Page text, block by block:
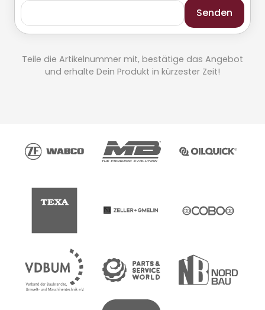
Senden
Teile die Artikelnummer mit, bestätige das Angebot
und erhalte Dein Produkt in kürzester Zeit!